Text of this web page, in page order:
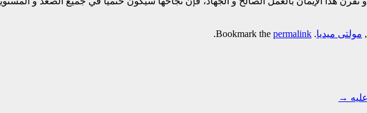
, مولتی میدیا. Bookmark the
permalink
.
→